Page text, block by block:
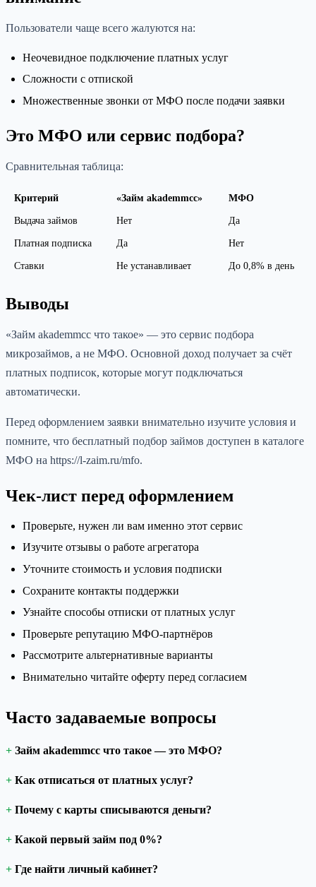
Пользователи чаще всего жалуются на:
Неочевидное подключение платных услуг
Сложности с отпиской
Множественные звонки от МФО после подачи заявки
Это МФО или сервис подбора?
Сравнительная таблица:
Критерий «Займ akademmcc» МФО
Выдача займов Нет Да
Платная подписка Да Нет
Ставки Не устанавливает До 0,8% в день
Выводы
«Займ akademmcc что такое» — это сервис подбора
микрозаймов, а не МФО. Основной доход получает за счёт
платных подписок, которые могут подключаться
автоматически.
Перед оформлением заявки внимательно изучите условия и
помните, что бесплатный подбор займов доступен в каталоге
МФО на https://l-zaim.ru/mfo.
Чек-лист перед оформлением
Проверьте, нужен ли вам именно этот сервис
Изучите отзывы о работе агрегатора
Уточните стоимость и условия подписки
Сохраните контакты поддержки
Узнайте способы отписки от платных услуг
Проверьте репутацию МФО-партнёров
Рассмотрите альтернативные варианты
Внимательно читайте оферту перед согласием
Часто задаваемые вопросы
Займ akademmcc что такое — это МФО?
Как отписаться от платных услуг?
Почему с карты списываются деньги?
Какой первый займ под 0%?
Где найти личный кабинет?